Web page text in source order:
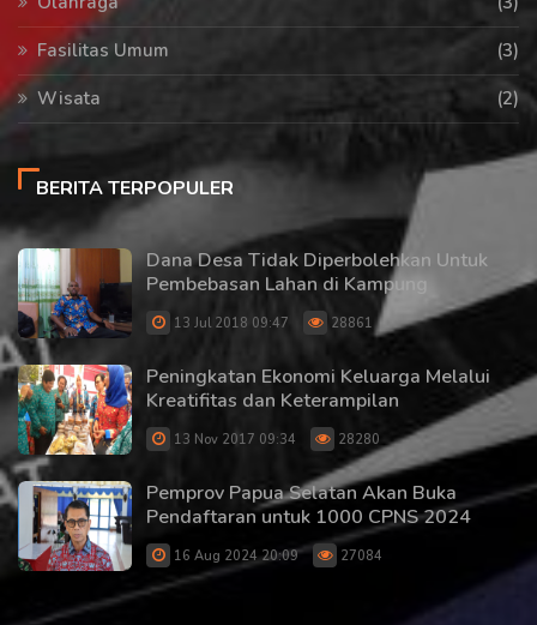
Fasilitas Umum
(3)
Wisata
(2)
BERITA TERPOPULER
Dana Desa Tidak Diperbolehkan Untuk
Pembebasan Lahan di Kampung
13 Jul 2018 09:47 28861
Peningkatan Ekonomi Keluarga Melalui
Kreatifitas dan Keterampilan
13 Nov 2017 09:34 28280
Pemprov Papua Selatan Akan Buka
Pendaftaran untuk 1000 CPNS 2024
16 Aug 2024 20:09 27084